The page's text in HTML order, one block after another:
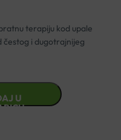
terapiju kod upale
čestog i dugotrajnijeg
U